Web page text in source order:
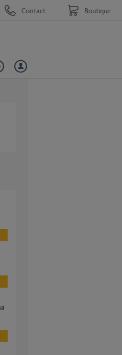
Contact Boutique